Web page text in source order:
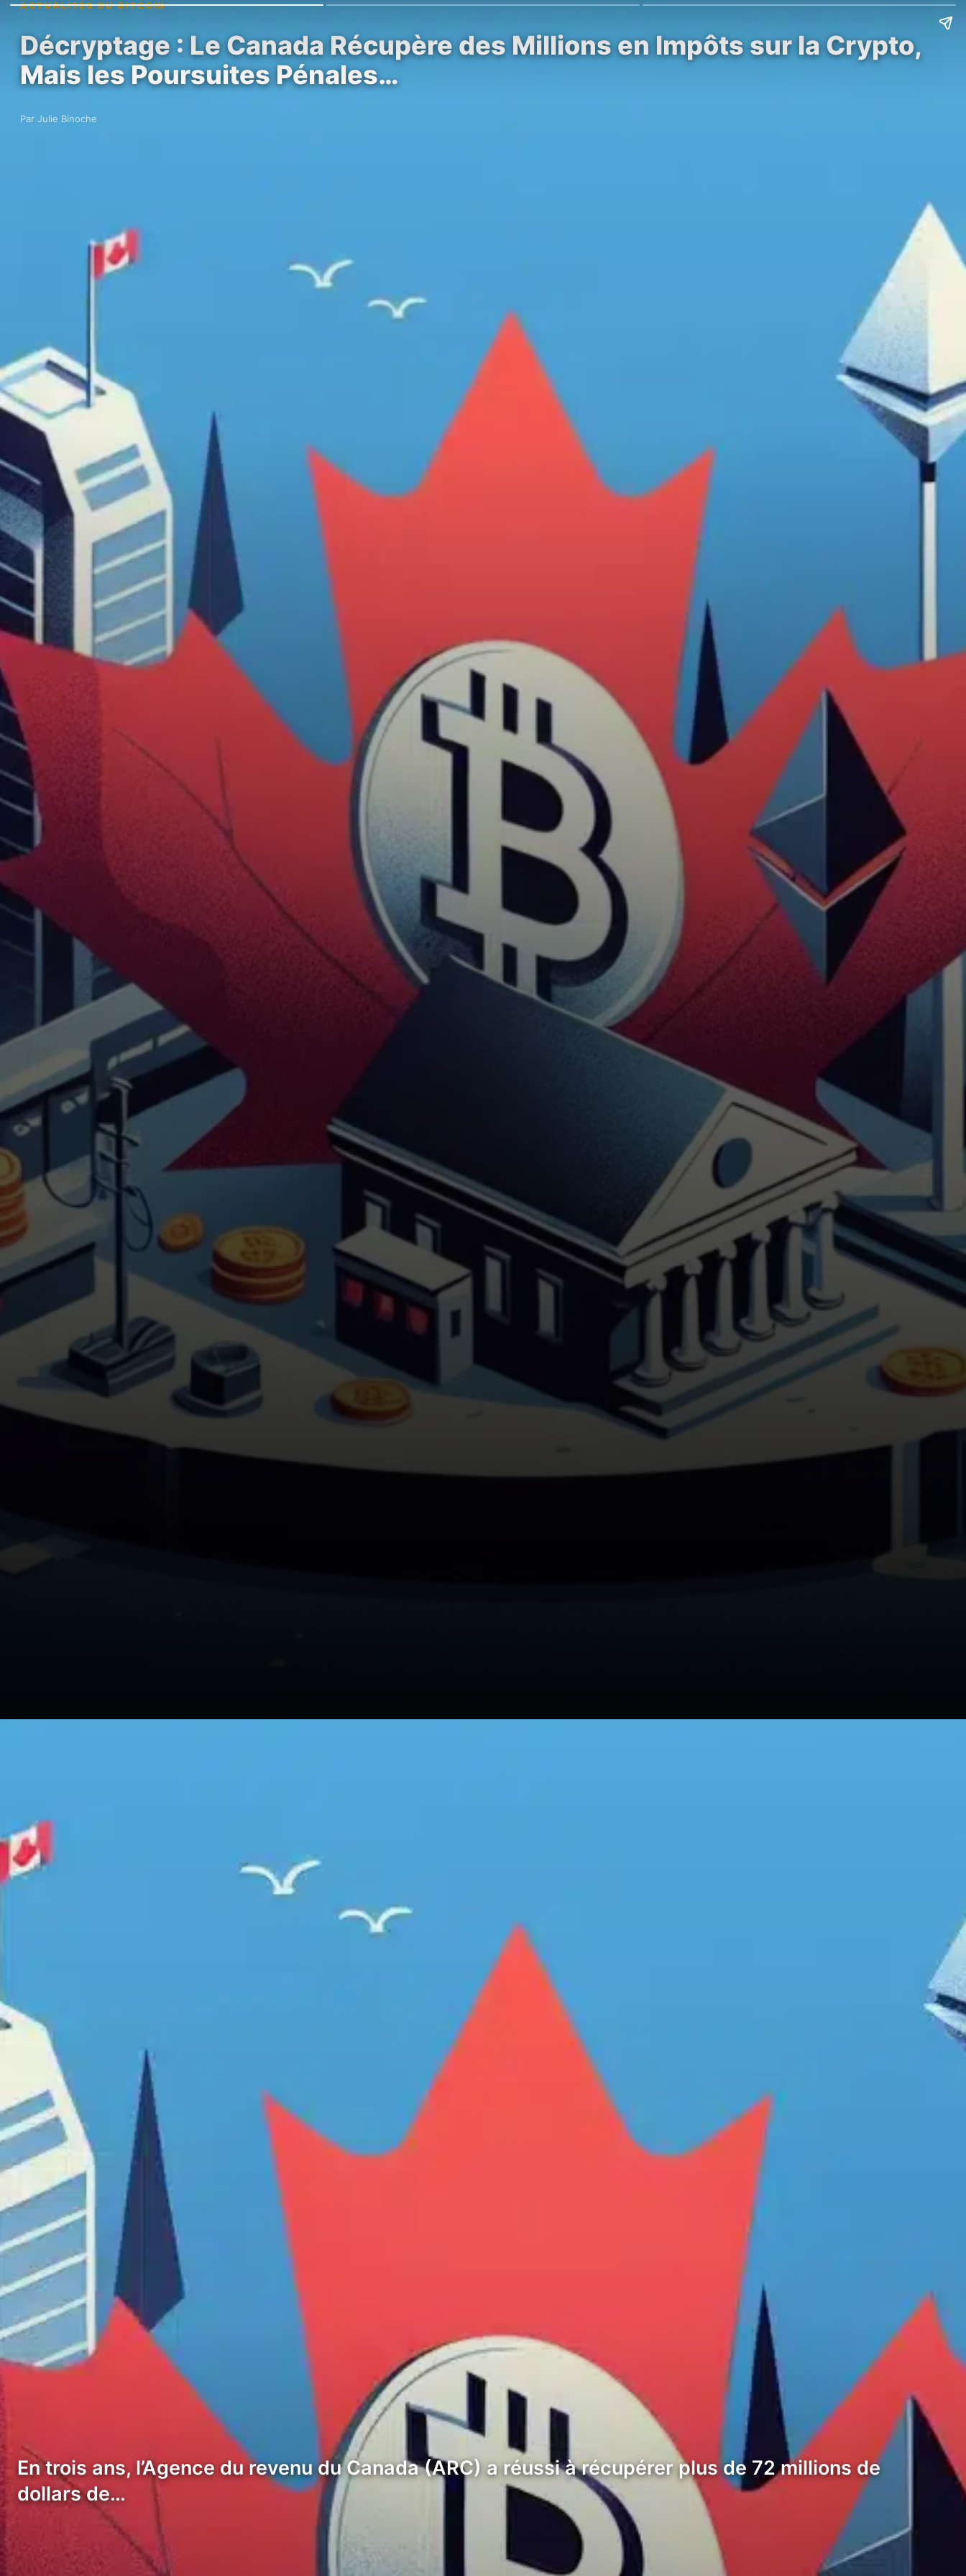
ACTUALITÉS DU BITCOIN
Décryptage : Le Canada Récupère des Millions en Impôts sur la Crypto,
Mais les Poursuites Pénales…
Par Julie Binoche
En trois ans, l’Agence du revenu du Canada (ARC) a réussi à récupérer plus de 72 millions de
dollars de…